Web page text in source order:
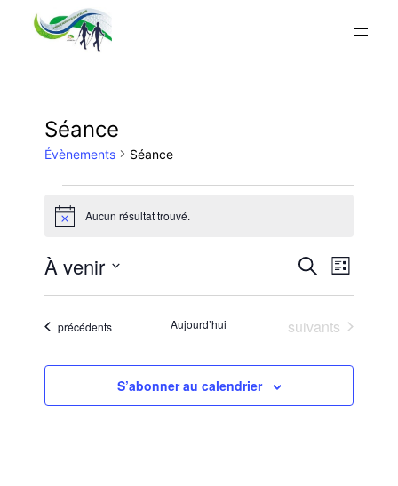
Séance
Évènements Séance
Évènements
Notice Aucun résultat trouvé.
et
de
Recherche
de
Liste
À venir
Sélectionnez
Évènements
précédents Aujourd’hui Évènements
suivants
S’abonner au calendrier